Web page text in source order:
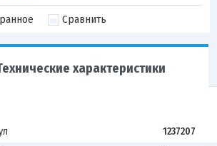
Сравнить
характеристики
1237207